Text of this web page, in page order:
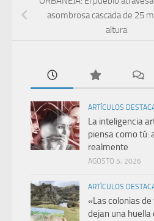
asombrosa cascada de 25
altura
ARTÍCULOS
La inteligencia
piensa como tú:
realmente
AGOSTO 5, 2026
ARTÍCULOS
«Las colonias
dejan una huella